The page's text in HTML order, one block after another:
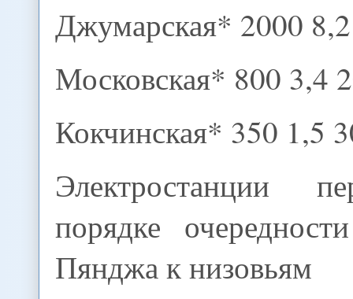
Джумарская* 2000
Московская* 800 3,4
Кокчинская* 350 1,5
Электростанции
порядке
Пянджа к низовьям